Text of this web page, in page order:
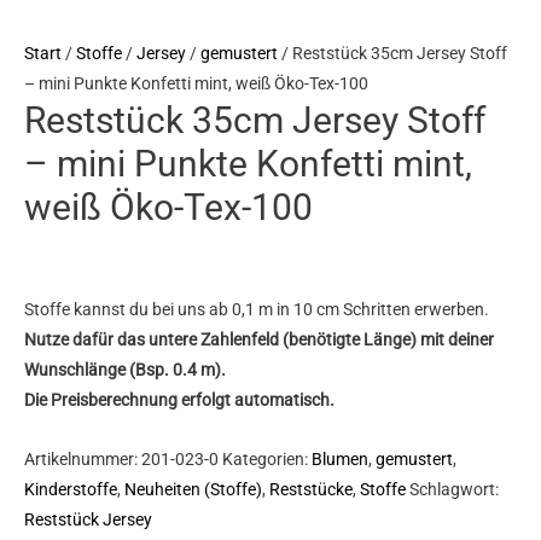
Start /Stoffe /Jersey /gemustert / Reststück 35cm Jersey Stoff
– mini Punkte Konfetti mint, weiß Öko-Tex-100
Reststück 35cm Jersey Stoff
– mini Punkte Konfetti mint,
weiß Öko-Tex-100
Stoffe kannst du bei uns ab 0,1 m in 10 cm Schritten erwerben.
Nutze dafür das untere Zahlenfeld (benötigte Länge) mit deiner
Wunschlänge (Bsp. 0.4 m).
Die Preisberechnung erfolgt automatisch.
Artikelnummer:201-023-0 Kategorien: Blumen, gemustert,
Kinderstoffe, Neuheiten (Stoffe), Reststücke, StoffeSchlagwort:
Reststück Jersey